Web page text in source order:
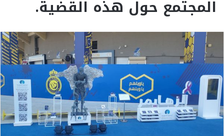
المجتمع حول هذه القضية.